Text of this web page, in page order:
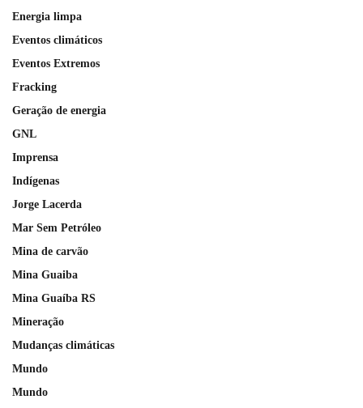
Energia limpa
Eventos climáticos
Eventos Extremos
Fracking
Geração de energia
GNL
Imprensa
Indígenas
Jorge Lacerda
Mar Sem Petróleo
Mina de carvão
Mina Guaiba
Mina Guaíba RS
Mineração
Mudanças climáticas
Mundo
Mundo